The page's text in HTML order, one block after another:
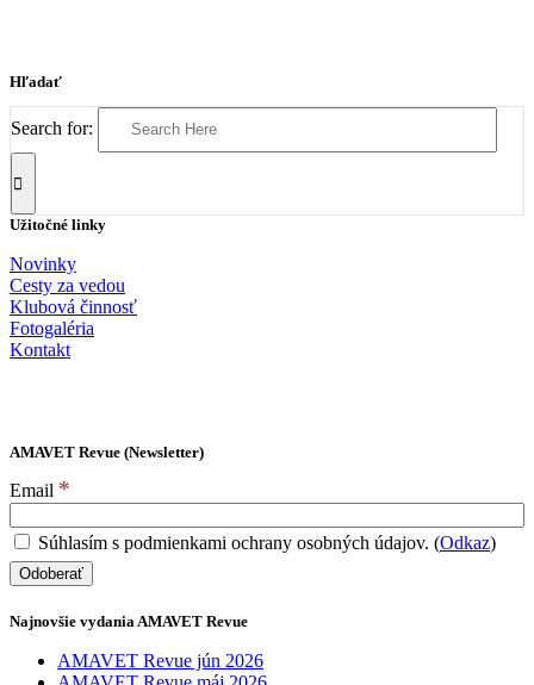
Hľadať
Search for:
Užitočné linky
Novinky
Cesty za vedou
Klubová činnosť
Fotogaléria
Kontakt
AMAVET Revue (Newsletter)
Email *
Súhlasím s podmienkami ochrany osobných údajov. (Odkaz)
Najnovšie vydania AMAVET Revue
AMAVET Revue jún 2026